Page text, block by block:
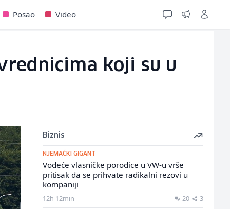
Posao Video
koji su u
Biznis
NJEMAČKI GIGANT
Vodeće vlasničke porodice u VW-u vrše
pritisak da se prihvate radikalni rezovi u
kompaniji
12h 12min 20 3